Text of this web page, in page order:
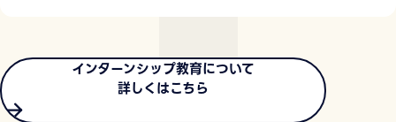
インターンシップ教育について
詳しくはこちら